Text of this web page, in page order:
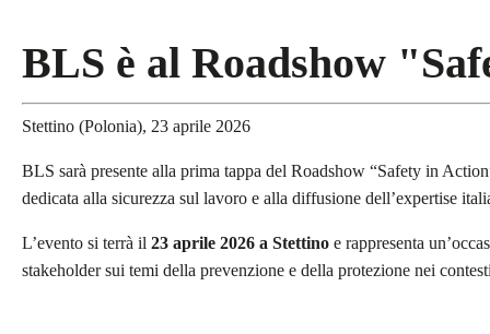
BLS è al Roadshow
Stettino (Polonia), 23 aprile 2026
BLS sarà presente alla prima tappa del Roadshow “Safety in
dedicata alla sicurezza sul lavoro e alla diffusione dell’expertise
L’evento si terrà il 23 aprile 2026 a Stettino e rappresenta
stakeholder sui temi della prevenzione e della protezione nei